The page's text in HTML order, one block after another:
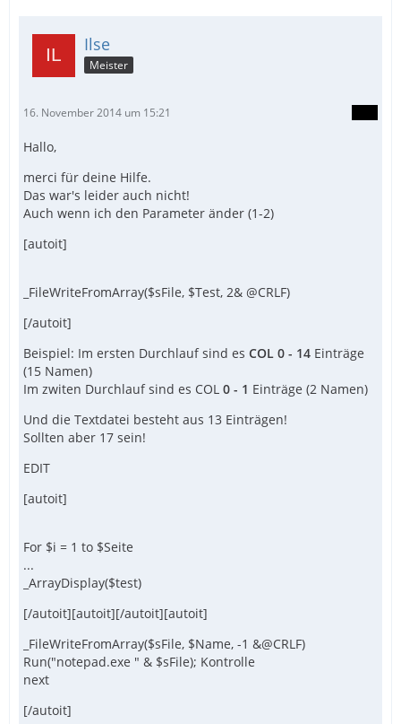
Ilse
Meister
16. November 2014 um 15:21
Hallo,
merci für deine Hilfe.
Das war's leider auch nicht!
Auch wenn ich den Parameter änder (1-2)
[autoit]
_FileWriteFromArray($sFile, $Test, 2& @CRLF)
[/autoit]
Beispiel: Im ersten Durchlauf sind es COL 0 - 14 Einträge
(15 Namen)
Im zwiten Durchlauf sind es COL 0 - 1 Einträge (2 Namen)
Und die Textdatei besteht aus 13 Einträgen!
Sollten aber 17 sein!
EDIT
[autoit]
For $i = 1 to $Seite
...
_ArrayDisplay($test)
[/autoit][autoit][/autoit][autoit]
_FileWriteFromArray($sFile, $Name, -1 &@CRLF)
Run("notepad.exe " & $sFile); Kontrolle
next
[/autoit]